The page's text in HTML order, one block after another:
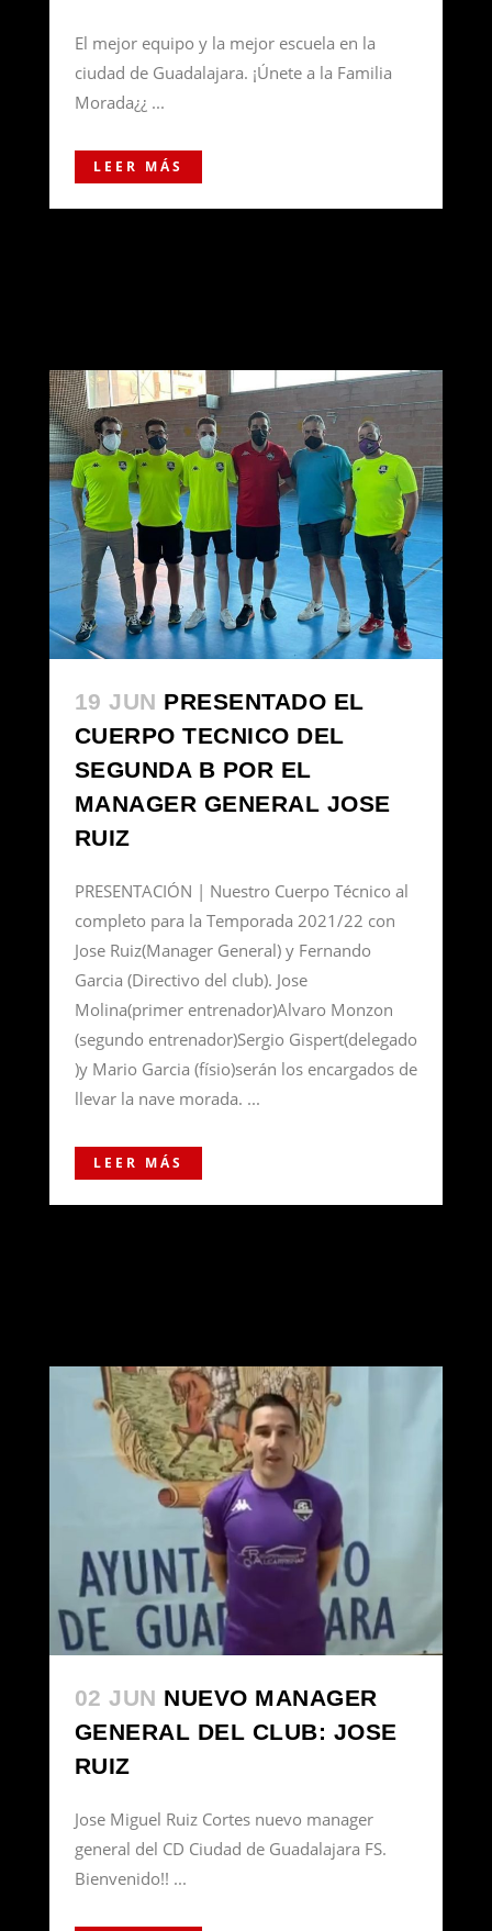
El mejor equipo y la mejor escuela en la
ciudad de Guadalajara. ¡Únete a la Familia
Morada¿¿ ...
LEER MÁS
19 JUN PRESENTADO EL
CUERPO TECNICO DEL
SEGUNDA B POR EL
MANAGER GENERAL JOSE
RUIZ
PRESENTACIÓN | Nuestro Cuerpo Técnico al
completo para la Temporada 2021/22 con
Jose Ruiz(Manager General) y Fernando
Garcia (Directivo del club). Jose
Molina(primer entrenador)Alvaro Monzon
(segundo entrenador)Sergio Gispert(delegado
)y Mario Garcia (físio)serán los encargados de
llevar la nave morada. ...
LEER MÁS
02 JUN NUEVO MANAGER
GENERAL DEL CLUB: JOSE
RUIZ
Jose Miguel Ruiz Cortes nuevo manager
general del CD Ciudad de Guadalajara FS.
Bienvenido!! ...